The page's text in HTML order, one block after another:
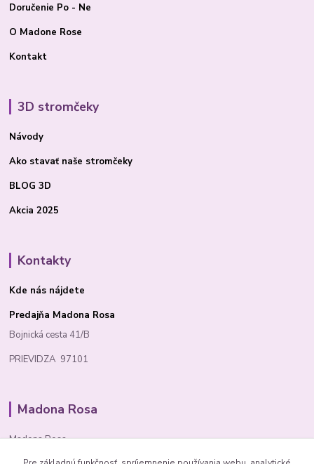
Doručenie Po - Ne
O Madone Rose
Kontakt
3D stromčeky
Návody
Ako stavať naše stromčeky
BLOG 3D
Akcia 2025
Kontakty
Kde nás nájdete
Predajňa Madona Rosa
Bojnická cesta 41/B
PRIEVIDZA 97101
Madona Rosa
Madona Rosa